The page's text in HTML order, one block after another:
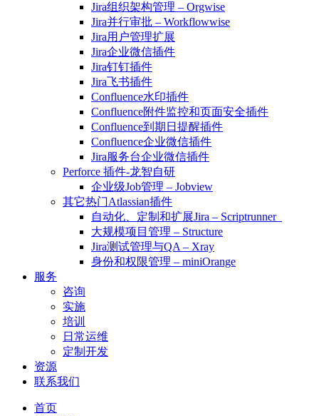
Jira组织架构管理 – Orgwise
Jira并行审批 – Workflowwise
Jira用户管理扩展
Jira企业微信插件
Jira钉钉插件
Jira飞书插件
Confluence水印插件
Confluence附件监控和页面安全插件
Confluence到期日提醒插件
Confluence企业微信插件
Jira服务台企业微信插件
Perforce 插件-龙智自研
企业级Job管理 – Jobview
其它热门Atlassian插件
自动化、定制和扩展Jira – Scriptrunner
大规模项目管理 – Structure
Jira测试管理与QA – Xray
身份和权限管理 – miniOrange
服务
咨询
实施
培训
日常运维
定制开发
资源
联系我们
首页